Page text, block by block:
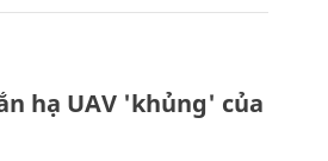
hạ UAV 'khủng' của